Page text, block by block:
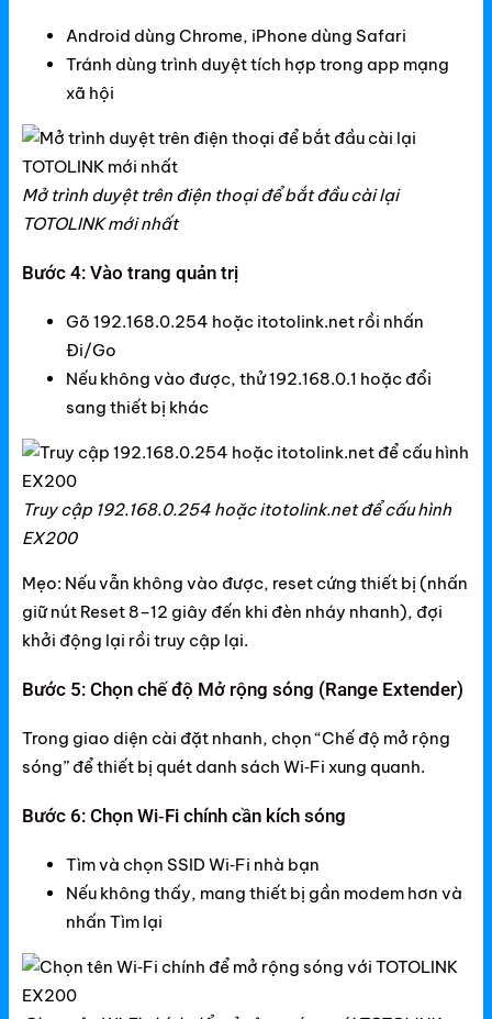
Ruijie Gateway
Ruijie Switch
Phụ kiện Ruijie
Ruijie Firewall
Grandstream Switch
Grandstream Thiết bị Hội Nghị
DLink Router
DLink WiFi
Phụ Kiện DLink
Android dùng Chrome, iPhone dùng Safari
Tránh dùng trình duyệt tích hợp trong app mạng
xã hội
Mở trình duyệt trên điện thoại để bắt đầu cài lại
TOTOLINK mới nhất
Bước 4: Vào trang quản trị
Gõ 192.168.0.254 hoặc itotolink.net rồi nhấn
Đi/Go
Nếu không vào được, thử 192.168.0.1 hoặc đổi
sang thiết bị khác
Truy cập 192.168.0.254 hoặc itotolink.net để cấu hình
EX200
Mẹo: Nếu vẫn không vào được, reset cứng thiết bị (nhấn
giữ nút Reset 8–12 giây đến khi đèn nháy nhanh), đợi
khởi động lại rồi truy cập lại.
Bước 5: Chọn chế độ Mở rộng sóng (Range Extender)
Trong giao diện cài đặt nhanh, chọn “Chế độ mở rộng
sóng” để thiết bị quét danh sách Wi‑Fi xung quanh.
Bước 6: Chọn Wi‑Fi chính cần kích sóng
Tìm và chọn SSID Wi‑Fi nhà bạn
Nếu không thấy, mang thiết bị gần modem hơn và
nhấn Tìm lại